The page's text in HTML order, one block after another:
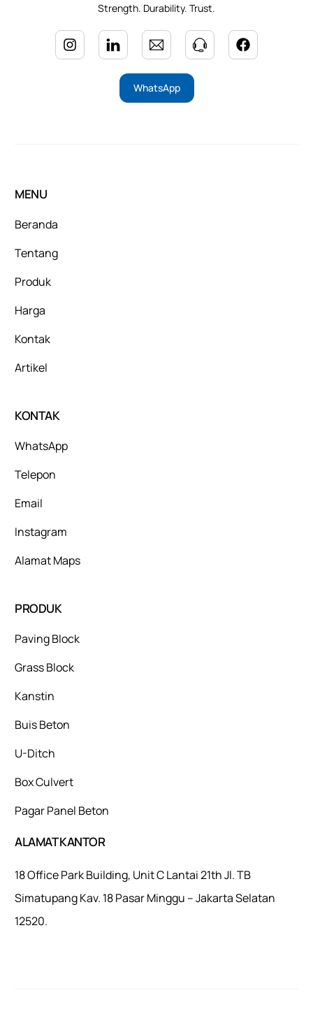
Strength. Durability. Trust.
WhatsApp
MENU
Beranda
Tentang
Produk
Harga
Kontak
Artikel
KONTAK
WhatsApp
Telepon
Email
Instagram
Alamat Maps
PRODUK
Paving Block
Grass Block
Kanstin
Buis Beton
U-Ditch
Box Culvert
Pagar Panel Beton
ALAMAT KANTOR
18 Office Park Building, Unit C Lantai 21th Jl. TB
Simatupang Kav. 18 Pasar Minggu – Jakarta Selatan
12520.